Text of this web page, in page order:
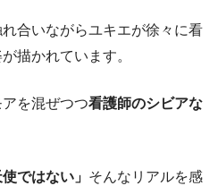
合いながらユキエが徐々に看
描かれています。
を混ぜつつ看護師のシビアな
ではない」 そんなリアルを感